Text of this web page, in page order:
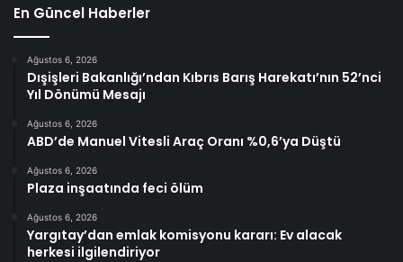
En Güncel Haberler
Ağustos 6, 2026
Dışişleri Bakanlığı’ndan Kıbrıs Barış Harekatı’nın 52’nci
Yıl Dönümü Mesajı
Ağustos 6, 2026
ABD’de Manuel Vitesli Araç Oranı %0,6’ya Düştü
Ağustos 6, 2026
Plaza inşaatında feci ölüm
Ağustos 6, 2026
Yargıtay’dan emlak komisyonu kararı: Ev alacak
herkesi ilgilendiriyor